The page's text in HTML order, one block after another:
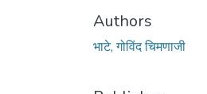
Authors
भाटे, गोविंद चिमणाजी